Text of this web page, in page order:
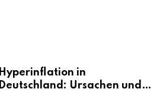
Hyperinflation in
Deutschland: Ursachen und